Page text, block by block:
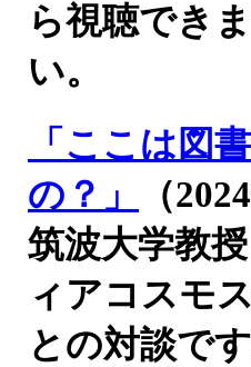
ら視聴できま
い。
「ここは図
の？」
（
筑波大学教
ィアコスモ
との対談で